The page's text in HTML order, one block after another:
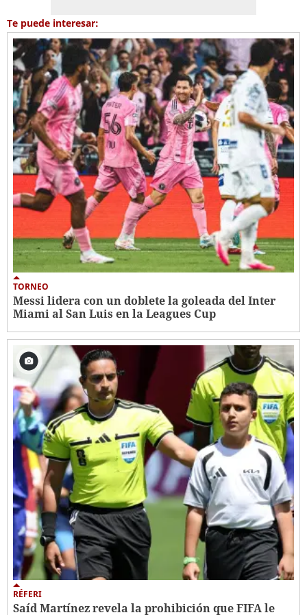
Te puede interesar:
TORNEO
Messi lidera con un doblete la goleada del Inter
Miami al San Luis en la Leagues Cup
RÉFERI
Saíd Martínez revela la prohibición que FIFA le